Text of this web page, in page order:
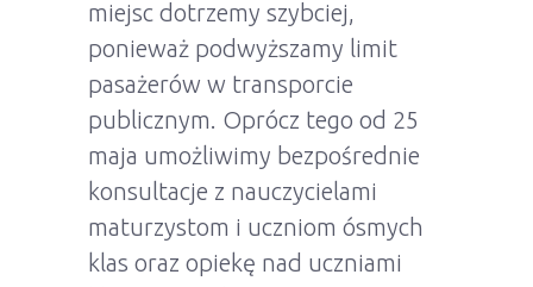
miejsc dotrzemy szybciej,
ponieważ podwyższamy limit
pasażerów w transporcie
publicznym. Oprócz tego od 25
maja umożliwimy bezpośrednie
konsultacje z nauczycielami
maturzystom i uczniom ósmych
klas oraz opiekę nad uczniami